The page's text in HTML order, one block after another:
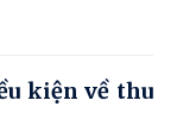
Trịkiện về thu